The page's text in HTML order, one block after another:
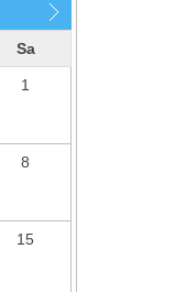
Sa
1
8
15